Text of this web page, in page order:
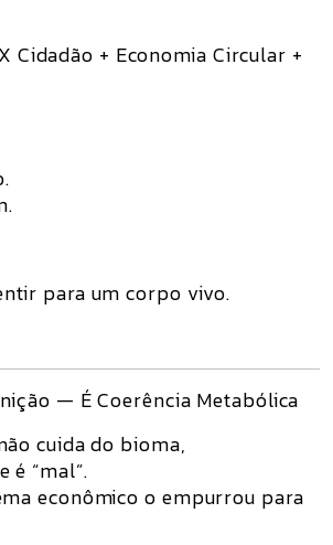
Cidadão + Economia Circular +
para um corpo vivo.
— É Coerência Metabólica
cuida do bioma,
é “mal”.
econômico o empurrou para